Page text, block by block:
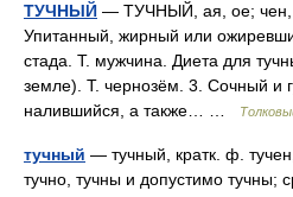
ТУЧНЫЙ — ТУЧНЫЙ, ая, ое; чен,
Упитанный, жирный или
стада. Т. мужчина. Диета для
земле). Т. чернозём. 3. Сочный и
налившийся, а также… …
тучный — тучный, кратк. ф.
тучно, тучны и допустимо тучны;